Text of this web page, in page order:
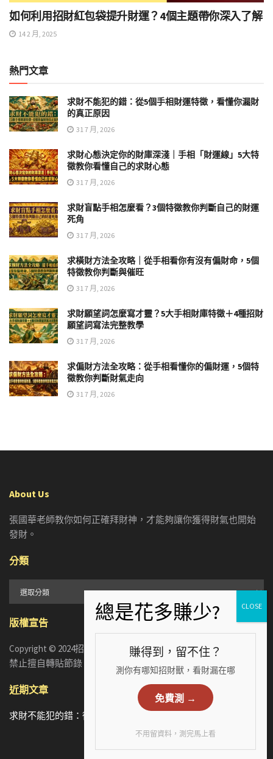
如何利用招財紅包袋提升財運？4個主題帶你深入了解
14 2 月, 2025
熱門文章
求財不能犯的錯：從5個手相財運特徵，看懂你漏財
的真正原因
31 7 月, 2026
求財心態決定你的財庫深淺｜手相「財運線」5大特
徵教你看懂自己的求財心態
31 7 月, 2026
求財盲點手相怎麼看？3個特徵教你判斷自己的財運
死角
31 7 月, 2026
求橫財方法全攻略｜從手相看你有沒有偏財命，5個
特徵教你判斷與催旺
31 7 月, 2026
求財願望詞怎麼寫才靈？5大手相財庫特徵＋4種招財
願望詞寫法完整教學
31 7 月, 2026
求偏財方法全攻略：從手相看懂你的偏財運，5個特
徵教你判斷財氣走向
31 7 月, 2026
About Us
張國華老師教你如何正確拜財神，才能夠讓你獲得財氣也開始
發財。
分類
版權宣告
Copyright © 2024招財張國華. ALL RIGHTS RESERVED. 版權所有，
禁止擅自轉貼節錄
近期文章
求財不能犯的錯：從5個手相財運特徵，看懂你漏財的真正原因
賺得到，留不住？
測你有哪知招財獸，看財漏在哪
免費測 →
不用留資料，測完馬上看